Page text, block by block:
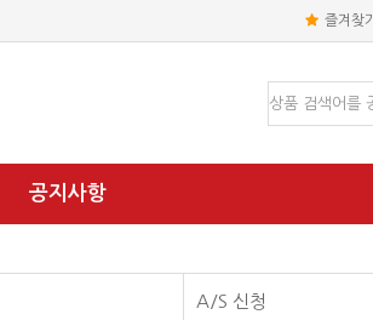
즐겨찾기
공지사항
A/S 신청